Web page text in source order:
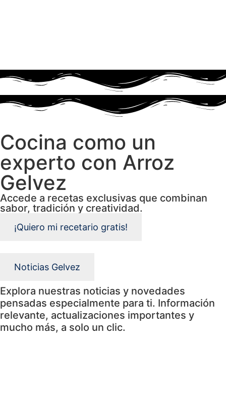
Cocina como un
experto con Arroz
Gelvez
Accede a recetas exclusivas que combinan
sabor, tradición y creatividad.
¡Quiero mi recetario gratis!
Noticias Gelvez
Explora nuestras noticias y novedades
pensadas especialmente para ti. Información
relevante, actualizaciones importantes y
mucho más, a solo un clic.